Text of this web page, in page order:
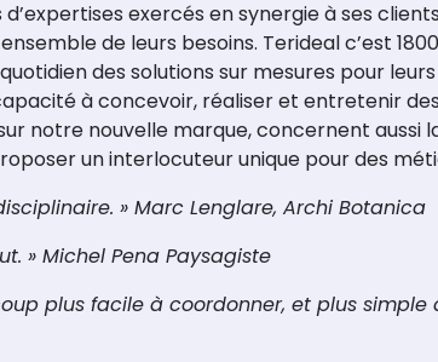
exercés en synergie à ses
de leurs besoins. Terideal c’est
des solutions sur mesures pour
à concevoir, réaliser et entretenir
notre nouvelle marque, concernent aussi
un interlocuteur unique pour des
» Marc Lenglare, Archi Botanica
» Michel Pena Paysagiste
plus facile à coordonner, et plus simple